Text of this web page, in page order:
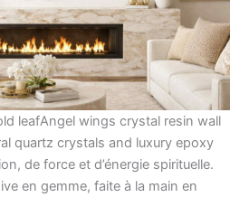
leafAngel wings crystal resin wall
quartz crystals and luxury epoxy
de force et d’énergie spirituelle.
en gemme, faite à la main en